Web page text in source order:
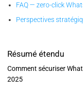
FAQ — zero-click
Perspectives
Résumé étendu
Comment sécuriser
2025